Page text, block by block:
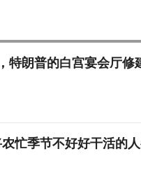
特朗普的白宫宴会厅修
忙季节不好好干活的